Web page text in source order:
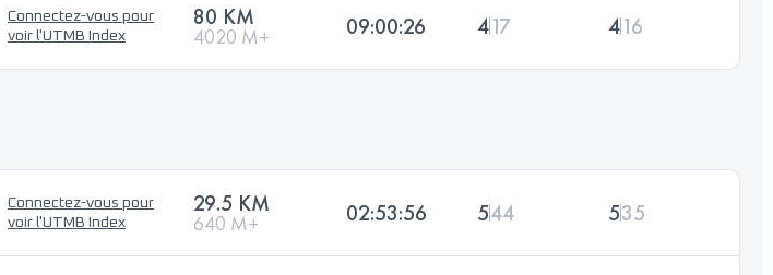
Connectez-vous pour
voir l'UTMB Index
80 KM
4020 M+ 09:00:26 417 416
Connectez-vous pour
voir l'UTMB Index
29.5 KM
640 M+ 02:53:56 544 535